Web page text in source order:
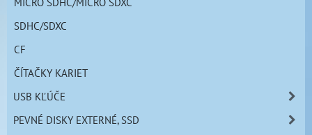
SDHC/SDXC
CF
ČÍTAČKY KARIET
USB KĽÚČE
PEVNÉ DISKY EXTERNÉ, SSD